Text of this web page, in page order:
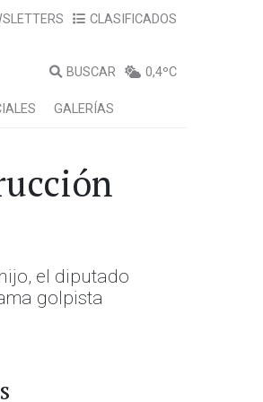
CLASIFICADOS
BUSCAR 0,4ºC
GALERÍAS
el diputado
golpista